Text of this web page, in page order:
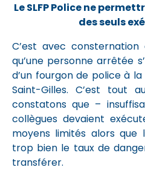
Le SLFP Police ne
des seuls
C’est avec
qu’une personne arrêtée
d’un fourgon de police à
Saint-Gilles. C’est tout
constatons que –
collègues devaient
moyens limités alors que
trop bien le taux de
transférer.